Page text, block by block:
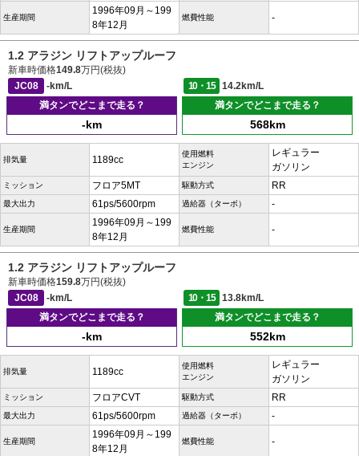
生産期間
1996年09月～199
8年12月
燃費性能 -
1.2 アラジン リフトアップルーフ
新車時価格149.8万円(税抜)
JC08
-km/L 10・15
14.2km/L
満タンでどこまで走る？
-km
満タンでどこまで走る？
568km
排気量 1189cc
使用燃料
エンジン
レギュラー
ガソリン
ミッション フロア5MT 駆動方式 RR
最大出力 61ps/5600rpm 過給器（ターボ） -
生産期間
1996年09月～199
8年12月
燃費性能 -
1.2 アラジン リフトアップルーフ
新車時価格159.8万円(税抜)
JC08
-km/L 10・15
13.8km/L
満タンでどこまで走る？
-km
満タンでどこまで走る？
552km
排気量 1189cc
使用燃料
エンジン
レギュラー
ガソリン
ミッション フロアCVT 駆動方式 RR
最大出力 61ps/5600rpm 過給器（ターボ） -
生産期間
1996年09月～199
8年12月
燃費性能 -